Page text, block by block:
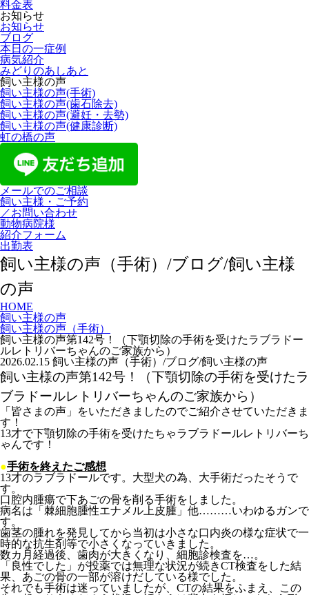
料金表
お知らせ
お知らせ
ブログ
本日の一症例
病気紹介
みどりのあしあと
飼い主様の声
飼い主様の声(手術)
飼い主様の声(歯石除去)
飼い主様の声(避妊・去勢)
飼い主様の声(健康診断)
虹の橋の声
メールでのご相談
飼い主様・ご予約
／お問い合わせ
動物病院様
紹介フォーム
出勤表
飼い主様の声（手術）/ブログ/飼い主様
の声
HOME
飼い主様の声
飼い主様の声（手術）
飼い主様の声第142号！（下顎切除の手術を受けたラブラドー
ルレトリバーちゃんのご家族から）
2026.02.15 飼い主様の声（手術）/ブログ/飼い主様の声
飼い主様の声第142号！（下顎切除の手術を受けたラ
ブラドールレトリバーちゃんのご家族から）
「皆さまの声」をいただきましたのでご紹介させていただきま
す！
13才で下顎切除の手術を受けたちゃラブラドールレトリバーち
ゃんです！
●手術を終えたご感想
13才のラブラドールです。大型犬の為、大手術だったそうで
す。
口腔内腫瘍で下あごの骨を削る手術をしました。
病名は「棘細胞腫性エナメル上皮腫」他………いわゆるガンで
す。
歯茎の腫れを発見してから当初は小さな口内炎の様な症状で一
時的な抗生剤等で小さくなっていきました。
数カ月経過後、歯肉が大きくなり、細胞診検査を…。
「良性でした」が投薬では無理な状況が続きCT検査をした結
果、あごの骨の一部が溶けだしている様でした。
それでも手術は迷っていましたが、CTの結果をふまえ、この